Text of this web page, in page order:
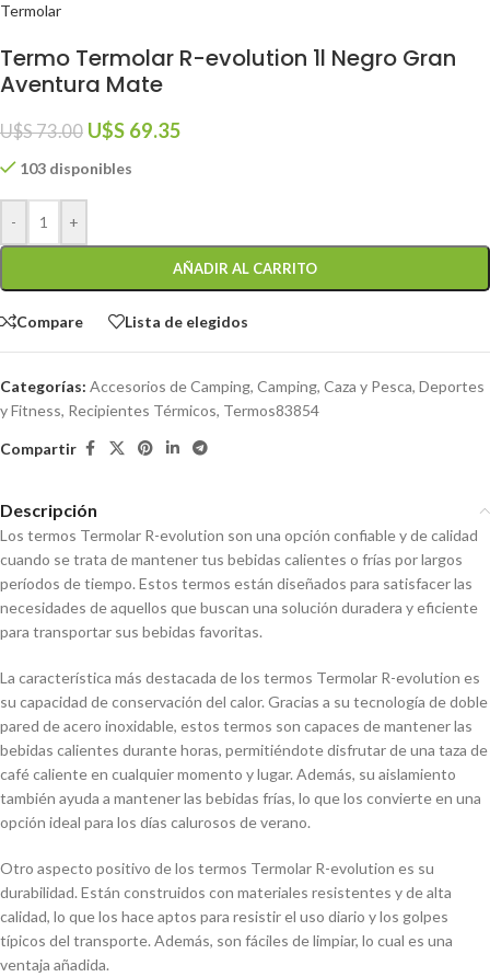
Termolar
Termo Termolar R-evolution 1l Negro Gran
Aventura Mate
U$S73.00 U$S 69.35
103 disponibles
- +
AÑADIR AL CARRITO
Compare Lista de elegidos
Categorías: Accesorios de Camping, Camping, Caza y Pesca, Deportes
y Fitness, Recipientes Térmicos, Termos83854
Compartir
Descripción
Los termos Termolar R-evolution son una opción confiable y de calidad
cuando se trata de mantener tus bebidas calientes o frías por largos
períodos de tiempo. Estos termos están diseñados para satisfacer las
necesidades de aquellos que buscan una solución duradera y eficiente
para transportar sus bebidas favoritas.
La característica más destacada de los termos Termolar R-evolution es
su capacidad de conservación del calor. Gracias a su tecnología de doble
pared de acero inoxidable, estos termos son capaces de mantener las
bebidas calientes durante horas, permitiéndote disfrutar de una taza de
café caliente en cualquier momento y lugar. Además, su aislamiento
también ayuda a mantener las bebidas frías, lo que los convierte en una
opción ideal para los días calurosos de verano.
Otro aspecto positivo de los termos Termolar R-evolution es su
durabilidad. Están construidos con materiales resistentes y de alta
calidad, lo que los hace aptos para resistir el uso diario y los golpes
típicos del transporte. Además, son fáciles de limpiar, lo cual es una
ventaja añadida.